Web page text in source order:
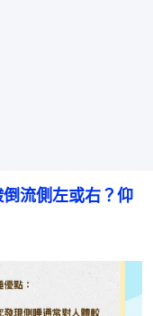
流側左或右？仰